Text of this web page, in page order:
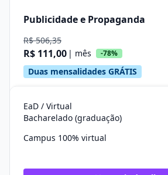
Publicidade e Propaganda
R$ 506,35
R$ 111,00 | mês -78%
Duas mensalidades GRÁTIS
EaD / Virtual
Bacharelado (graduação)
Campus 100% virtual